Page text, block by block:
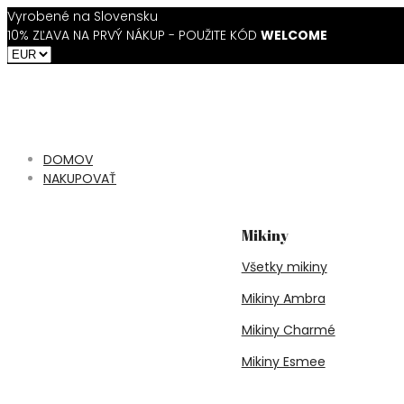
Vyrobené na Slovensku
10% ZĽAVA NA PRVÝ NÁKUP - POUŽITE KÓD WELCOME
DOMOV
NAKUPOVAŤ
Mikiny
Všetky mikiny
Mikiny Ambra
Mikiny Charmé
Mikiny Esmee